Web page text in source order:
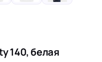
140, белая